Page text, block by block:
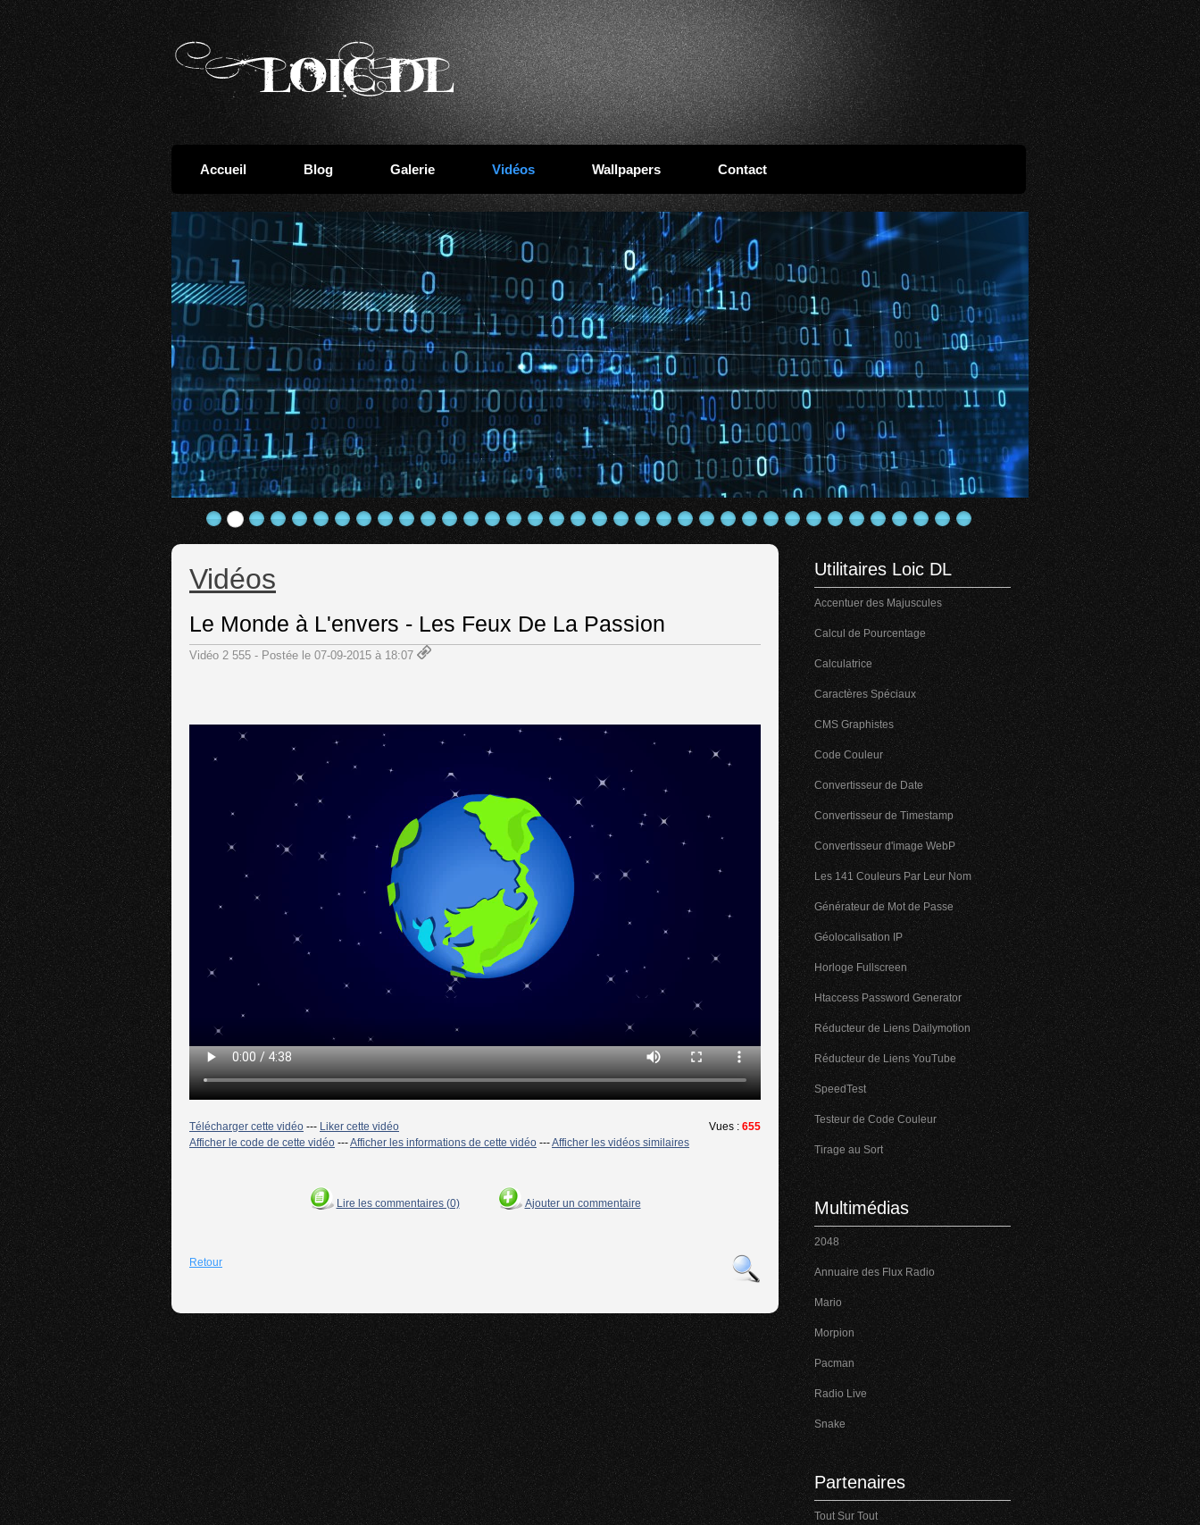
Accueil Blog Galerie Vidéos Wallpapers Contact
Vidéos
Le Monde à L'envers - Les Feux De La Passion
Vidéo 2 555 - Postée le 07-09-2015 à 18:07
Télécharger cette vidéo --- Liker cette vidéo Vues : 655
Afficher le code de cette vidéo ---Afficher les informations de cette vidéo ---Afficher les vidéos similaires
Lire les commentaires (0) Ajouter un commentaire
Retour
Utilitaires Loic DL
Accentuer des Majuscules
Calcul de Pourcentage
Calculatrice
Caractères Spéciaux
CMS Graphistes
Code Couleur
Convertisseur de Date
Convertisseur de Timestamp
Convertisseur d'image WebP
Les 141 Couleurs Par Leur Nom
Générateur de Mot de Passe
Géolocalisation IP
Horloge Fullscreen
Htaccess Password Generator
Réducteur de Liens Dailymotion
Réducteur de Liens YouTube
SpeedTest
Testeur de Code Couleur
Tirage au Sort
Multimédias
2048
Annuaire des Flux Radio
Mario
Morpion
Pacman
Radio Live
Snake
Partenaires
Tout Sur Tout